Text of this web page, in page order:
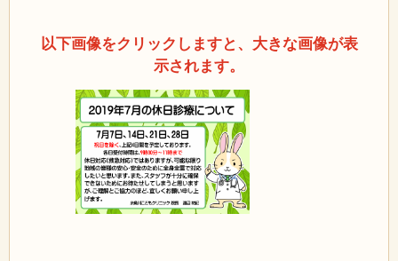
以下画像をクリックしますと、大きな画像が表
示されます。